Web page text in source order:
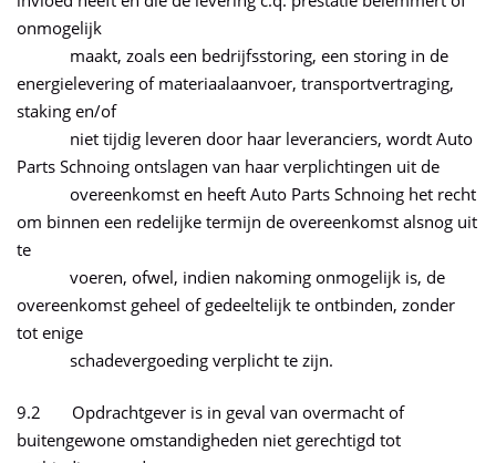
onmogelijk
maakt, zoals een bedrijfsstoring, een storing in de
energielevering of materiaalaanvoer, transportvertraging,
staking en/of
niet tijdig leveren door haar leveranciers, wordt Auto
Parts Schnoing ontslagen van haar verplichtingen uit de
overeenkomst en heeft Auto Parts Schnoing het recht
om binnen een redelijke termijn de overeenkomst alsnog uit
te
voeren, ofwel, indien nakoming onmogelijk is, de
overeenkomst geheel of gedeeltelijk te ontbinden, zonder
tot enige
schadevergoeding verplicht te zijn.
9.2 Opdrachtgever is in geval van overmacht of
buitengewone omstandigheden niet gerechtigd tot